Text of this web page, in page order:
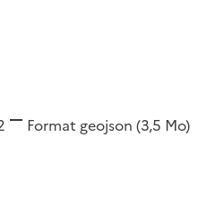
Format geojson (3,5 Mo)